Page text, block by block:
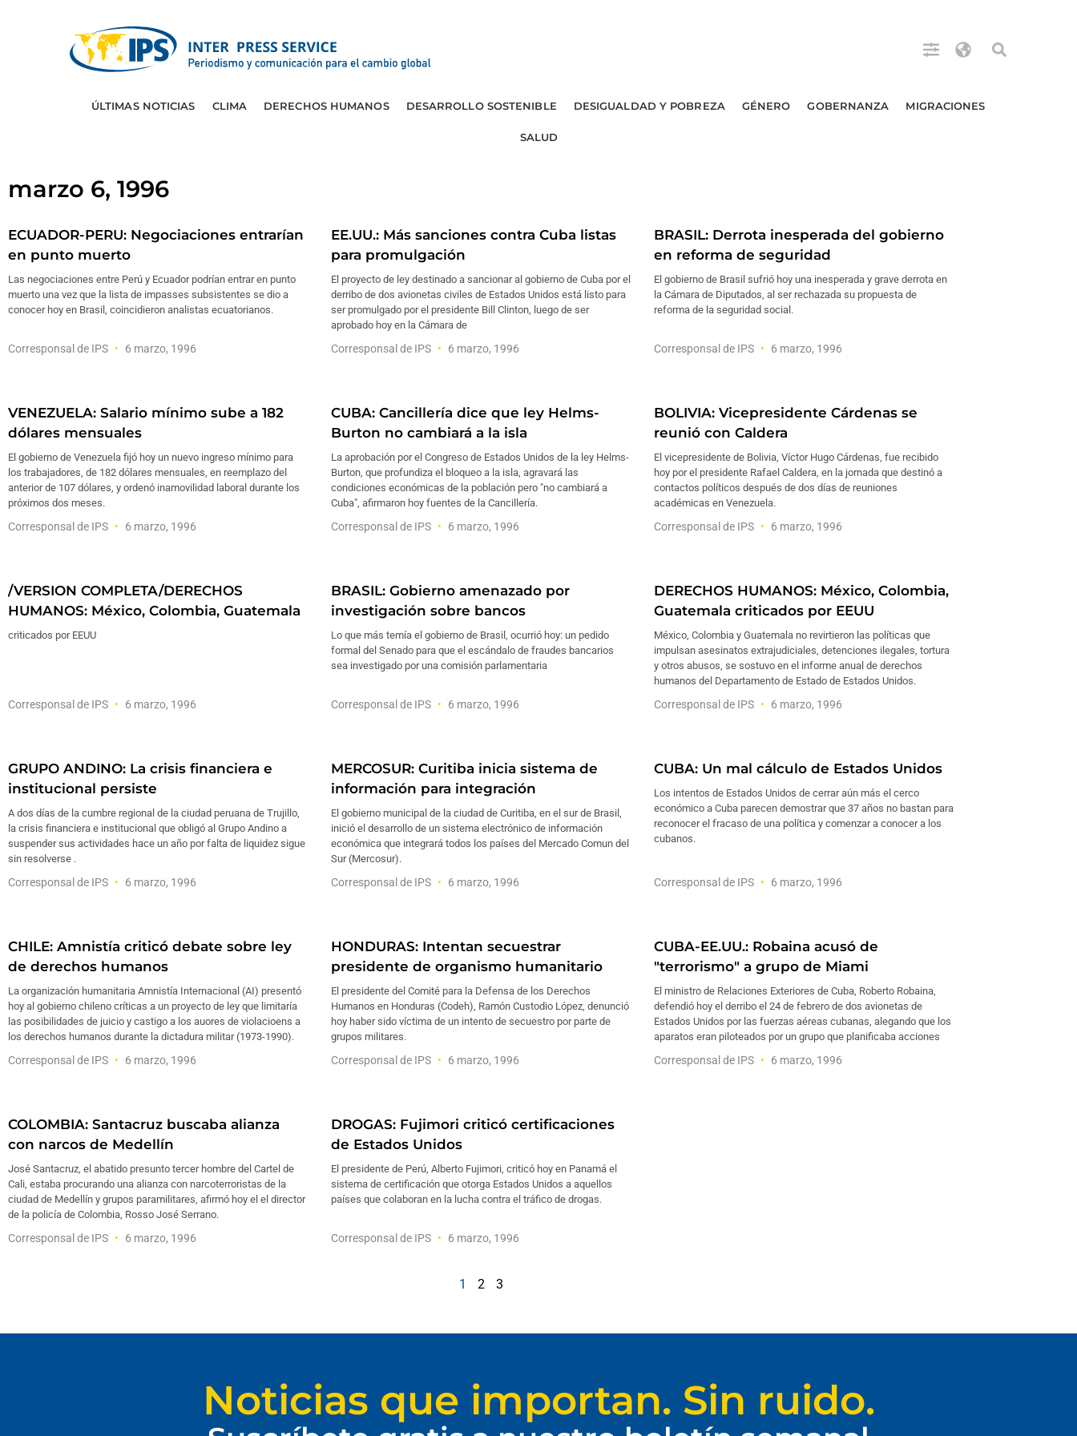
ÚLTIMAS NOTICIAS CLIMA DERECHOS HUMANOS DESARROLLO SOSTENIBLE DESIGUALDAD Y POBREZA GÉNERO GOBERNANZA MIGRACIONES
SALUD
marzo 6, 1996
ECUADOR-PERU: Negociaciones entrarían
en punto muerto
Las negociaciones entre Perú y Ecuador podrían entrar en punto
muerto una vez que la lista de impasses subsistentes se dio a
conocer hoy en Brasil, coincidieron analistas ecuatorianos.
Corresponsal de IPS 6 marzo, 1996
EE.UU.: Más sanciones contra Cuba listas
para promulgación
El proyecto de ley destinado a sancionar al gobierno de Cuba por el
derribo de dos avionetas civiles de Estados Unidos está listo para
ser promulgado por el presidente Bill Clinton, luego de ser
aprobado hoy en la Cámara de
Corresponsal de IPS 6 marzo, 1996
BRASIL: Derrota inesperada del gobierno
en reforma de seguridad
El gobierno de Brasil sufrió hoy una inesperada y grave derrota en
la Cámara de Diputados, al ser rechazada su propuesta de
reforma de la seguridad social.
Corresponsal de IPS 6 marzo, 1996
VENEZUELA: Salario mínimo sube a 182
dólares mensuales
El gobierno de Venezuela fijó hoy un nuevo ingreso mínimo para
los trabajadores, de 182 dólares mensuales, en reemplazo del
anterior de 107 dólares, y ordenó inamovilidad laboral durante los
próximos dos meses.
Corresponsal de IPS 6 marzo, 1996
CUBA: Cancillería dice que ley Helms-
Burton no cambiará a la isla
La aprobación por el Congreso de Estados Unidos de la ley Helms-
Burton, que profundiza el bloqueo a la isla, agravará las
condiciones económicas de la población pero "no cambiará a
Cuba", afirmaron hoy fuentes de la Cancillería.
Corresponsal de IPS 6 marzo, 1996
BOLIVIA: Vicepresidente Cárdenas se
reunió con Caldera
El vicepresidente de Bolivia, Víctor Hugo Cárdenas, fue recibido
hoy por el presidente Rafael Caldera, en la jornada que destinó a
contactos políticos después de dos días de reuniones
académicas en Venezuela.
Corresponsal de IPS 6 marzo, 1996
/VERSION COMPLETA/DERECHOS
HUMANOS: México, Colombia, Guatemala
criticados por EEUU
Corresponsal de IPS 6 marzo, 1996
BRASIL: Gobierno amenazado por
investigación sobre bancos
Lo que más temía el gobierno de Brasil, ocurrió hoy: un pedido
formal del Senado para que el escándalo de fraudes bancarios
sea investigado por una comisión parlamentaria
Corresponsal de IPS 6 marzo, 1996
DERECHOS HUMANOS: México, Colombia,
Guatemala criticados por EEUU
México, Colombia y Guatemala no revirtieron las políticas que
impulsan asesinatos extrajudiciales, detenciones ilegales, tortura
y otros abusos, se sostuvo en el informe anual de derechos
humanos del Departamento de Estado de Estados Unidos.
Corresponsal de IPS 6 marzo, 1996
GRUPO ANDINO: La crisis financiera e
institucional persiste
A dos días de la cumbre regional de la ciudad peruana de Trujillo,
la crisis financiera e institucional que obligó al Grupo Andino a
suspender sus actividades hace un año por falta de liquidez sigue
sin resolverse .
Corresponsal de IPS 6 marzo, 1996
MERCOSUR: Curitiba inicia sistema de
información para integración
El gobierno municipal de la ciudad de Curitiba, en el sur de Brasil,
inició el desarrollo de un sistema electrónico de información
económica que integrará todos los países del Mercado Comun del
Sur (Mercosur).
Corresponsal de IPS 6 marzo, 1996
CUBA: Un mal cálculo de Estados Unidos
Los intentos de Estados Unidos de cerrar aún más el cerco
económico a Cuba parecen demostrar que 37 años no bastan para
reconocer el fracaso de una política y comenzar a conocer a los
cubanos.
Corresponsal de IPS 6 marzo, 1996
CHILE: Amnistía criticó debate sobre ley
de derechos humanos
La organización humanitaria Amnistía Internacional (AI) presentó
hoy al gobierno chileno críticas a un proyecto de ley que limitaría
las posibilidades de juicio y castigo a los auores de violacioens a
los derechos humanos durante la dictadura militar (1973-1990).
Corresponsal de IPS 6 marzo, 1996
HONDURAS: Intentan secuestrar
presidente de organismo humanitario
El presidente del Comité para la Defensa de los Derechos
Humanos en Honduras (Codeh), Ramón Custodio López, denunció
hoy haber sido víctima de un intento de secuestro por parte de
grupos militares.
Corresponsal de IPS 6 marzo, 1996
CUBA-EE.UU.: Robaina acusó de
"terrorismo" a grupo de Miami
El ministro de Relaciones Exteriores de Cuba, Roberto Robaina,
defendió hoy el derribo el 24 de febrero de dos avionetas de
Estados Unidos por las fuerzas aéreas cubanas, alegando que los
aparatos eran piloteados por un grupo que planificaba acciones
Corresponsal de IPS 6 marzo, 1996
COLOMBIA: Santacruz buscaba alianza
con narcos de Medellín
José Santacruz, el abatido presunto tercer hombre del Cartel de
Cali, estaba procurando una alianza con narcoterroristas de la
ciudad de Medellín y grupos paramilitares, afirmó hoy el el director
de la policía de Colombia, Rosso José Serrano.
Corresponsal de IPS 6 marzo, 1996
DROGAS: Fujimori criticó certificaciones
de Estados Unidos
El presidente de Perú, Alberto Fujimori, criticó hoy en Panamá el
sistema de certificación que otorga Estados Unidos a aquellos
países que colaboran en la lucha contra el tráfico de drogas.
Corresponsal de IPS 6 marzo, 1996
1 2 3
Noticias que importan. Sin ruido.